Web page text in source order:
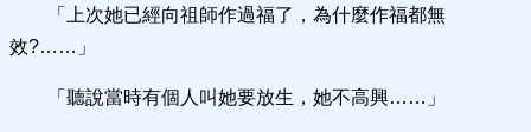
「上次她已經向祖師作過福了，為什麼作福都無
效?……」
「聽說當時有個人叫她要放生，她不高興……」